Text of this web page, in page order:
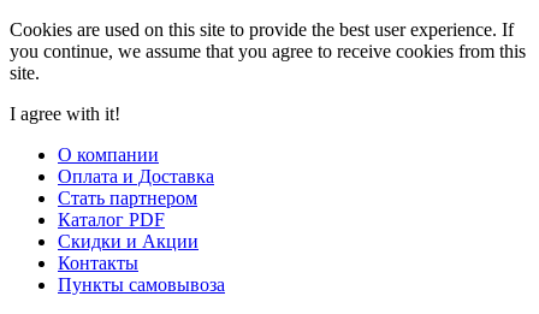
Cookies are used on this site to provide the best user experience. If
you continue, we assume that you agree to receive cookies from this
site.
I agree with it!
О компании
Оплата и Доставка
Стать партнером
Каталог PDF
Скидки и Акции
Контакты
Пункты самовывоза